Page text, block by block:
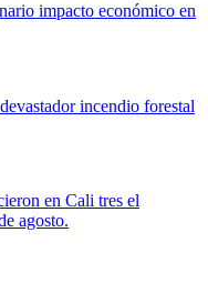
impacto económico en
incendio forestal